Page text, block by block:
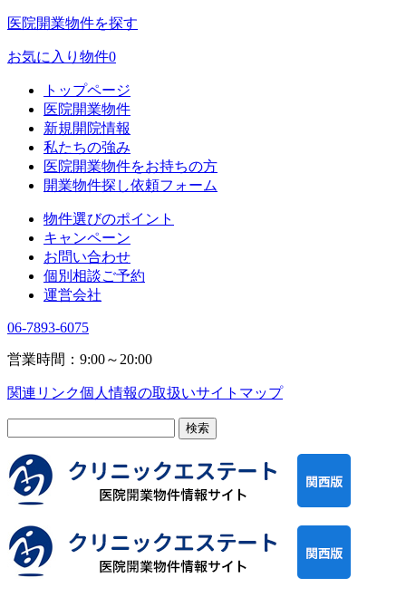
医院開業物件を探す
お気に入り物件0
トップページ
医院開業物件
新規開院情報
私たちの強み
医院開業物件をお持ちの方
開業物件探し依頼フォーム
物件選びのポイント
キャンペーン
お問い合わせ
個別相談ご予約
運営会社
06-7893-6075
営業時間：9:00～20:00
関連リンク個人情報の取扱いサイトマップ